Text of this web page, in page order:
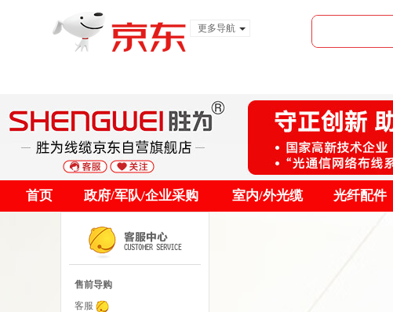
更多导航
首页 室内/外光缆 光纤配件
政府/军队/企业采购
售前导购
客服